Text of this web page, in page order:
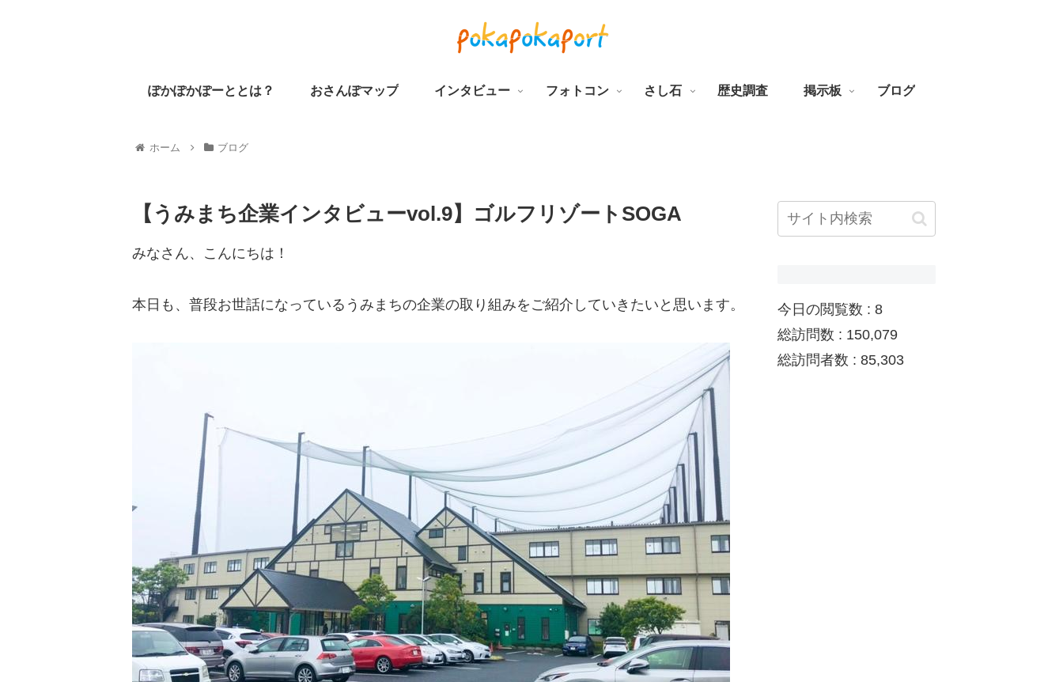
ぽかぽかぽーととは？ おさんぽマップ インタビュー フォトコン さし石 歴史調査 掲示板 ブログ
ホーム ブログ
【うみまち企業インタビューvol.9】ゴルフリゾートSOGA
みなさん、こんにちは！
本日も、普段お世話になっているうみまちの企業の取り組みをご紹介していきたいと思います。 今日の閲覧数 : 8
総訪問数 : 150,079
総訪問者数 : 85,303